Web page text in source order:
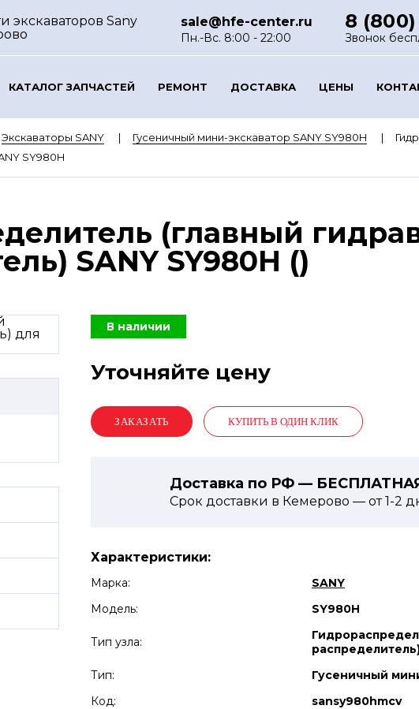
экскаваторов Sany
sale@hfe-center.ru
Пн.-Вс. 8:00 - 22:00
8
Звонок
КАТАЛОГ ЗАПЧАСТЕЙ РЕМОНТ ДОСТАВКА ЦЕНЫ
Экскаваторы SANY Гусеничный мини-экскаватор SANY SY980H
SY980H
(главный
SANY SY980H ()
В наличии
Уточняйте цену
КУПИТЬ В ОДИН КЛИК
Доставка по РФ —
Срок доставки в Кемерово — от1-2
Характеристики:
Марка:
SANY
Модель:
SY980H
Тип узла:
Тип:
Гусеничный
Код:
sansy980hmcv